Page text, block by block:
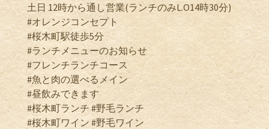
土日 12時から通し営業(ランチのみL.O14時30分)
#オレンジコンセプト
#桜木町駅徒歩5分
#ランチメニューのお知らせ
#フレンチランチコース
#魚と肉の選べるメイン
#昼飲みできます
#桜木町ランチ #野毛ランチ
#桜木町ワイン #野毛ワイン